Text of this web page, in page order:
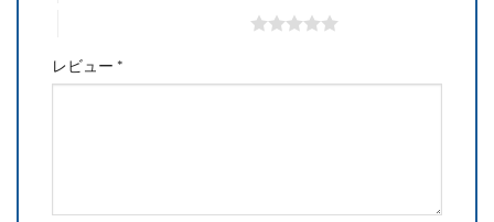
レビュー *